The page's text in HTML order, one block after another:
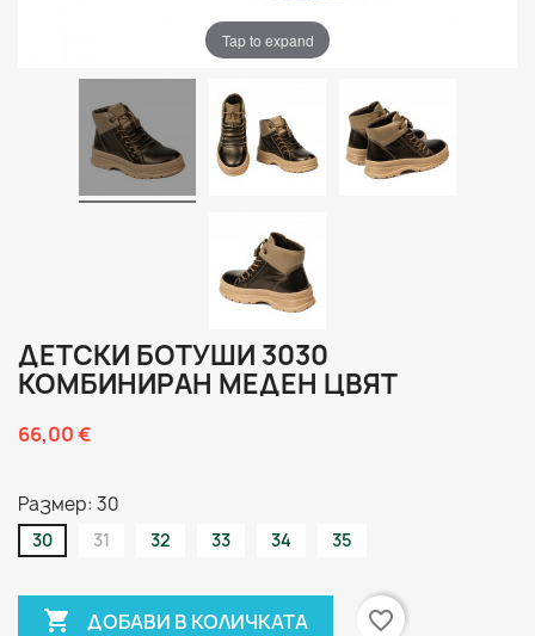
Tap to expand
ДЕТСКИ БОТУШИ 3030
КОМБИНИРАН МЕДЕН ЦВЯТ
66,00 €
Размер: 30
30 31 32 33 34 35
 ДОБАВИ В КОЛИЧКАТА
favorite_border